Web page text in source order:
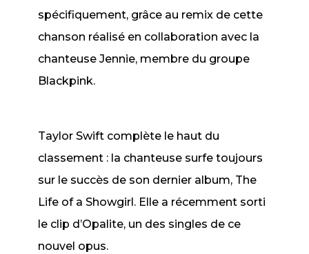
spécifiquement, grâce au remix de cette
chanson réalisé en collaboration avec la
chanteuse Jennie, membre du groupe
Blackpink.
Taylor Swift complète le haut du
classement : la chanteuse surfe toujours
sur le succès de son dernier album, The
Life of a Showgirl. Elle a récemment sorti
le clip d’Opalite, un des singles de ce
nouvel opus.